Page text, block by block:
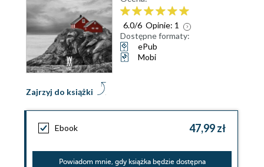
Zajrzyj do książki
6.0/6 Opinie: 1
Dostępne formaty:
ePub
Mobi
Ebook 47,99 zł
Powiadom mnie, gdy książka będzie dostępna